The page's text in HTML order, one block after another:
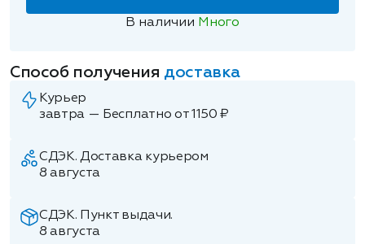
В наличии Много
Способ получения доставка
Курьер
завтра — Бесплатно от 1150 ₽
СДЭК. Доставка курьером
8 августа
СДЭК. Пункт выдачи.
8 августа